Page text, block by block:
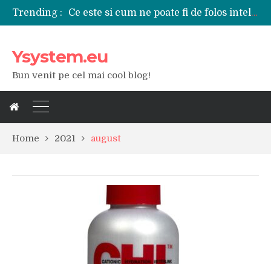
Trending :
Ysystem.eu
Bun venit pe cel mai cool blog!
Home 2021 august